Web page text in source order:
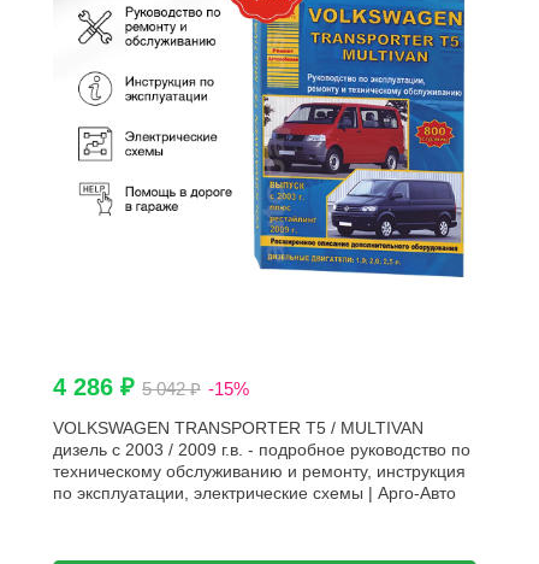
4 286 ₽ 5 042 ₽ -15%
VOLKSWAGEN TRANSPORTER T5 / MULTIVAN
дизель с 2003 / 2009 г.в. - подробное руководство по
техническому обслуживанию и ремонту, инструкция
по эксплуатации, электрические схемы | Арго-Авто